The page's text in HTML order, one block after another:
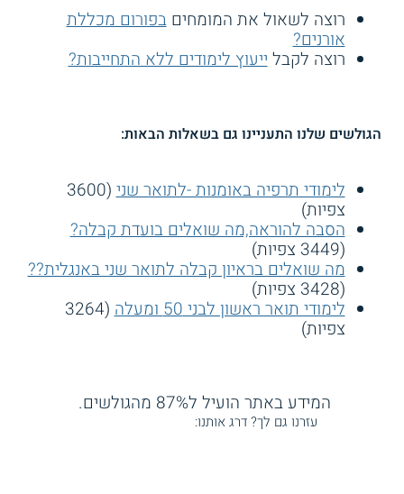
רוצה לשאול את המומחיםבפורום מכללת
אורנים?
רוצה לקבלייעוץ לימודים ללא התחייבות?
הגולשים שלנו התעניינו גם בשאלות הבאות:
לימודי תרפיה באומנות -לתואר שני (3600
צפיות)
הסבה להוראה,מה שואלים בועדת קבלה?
(3449 צפיות)
מה שואלים בראיון קבלה לתואר שני באנגלית??
(3428 צפיות)
לימודי תואר ראשון לבני 50 ומעלה (3264
צפיות)
המידע באתר הועיל ל87% מהגולשים.
עזרנו גם לך? דרג אותנו: